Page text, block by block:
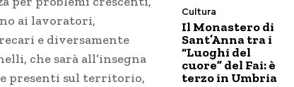
ai lavoratori,
e diversamente
che sarà all’insegna
presenti sul territorio,
Cultura
Il Monastero di
Sant’Anna tra i
“Luoghi del
cuore” del Fai: è
terzo in Umbria